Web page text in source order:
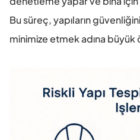
Bu süreç, yapıların
minimize etmek adına büyük